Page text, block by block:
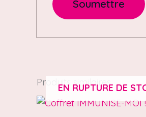
Produits similaires
EN RUPTURE DE